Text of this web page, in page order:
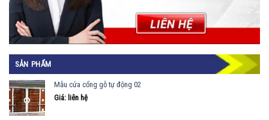
SẢN PHẨM
Mẫu cửa cổng gỗ tự động 02
Giá: liên hệ